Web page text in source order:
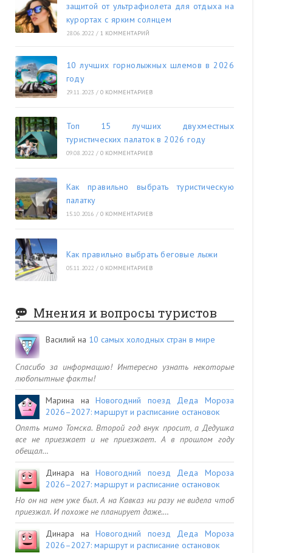
защитой от ультрафиолета для отдыха на
курортах с ярким солнцем
28.06.2022 / 1 КОММЕНТАРИЙ
10 лучших горнолыжных шлемов в 2026
году
29.11.2023 / 0 КОММЕНТАРИЕВ
Топ 15 лучших двухместных
туристических палаток в 2026 году
09.08.2022 / 0 КОММЕНТАРИЕВ
Как правильно выбрать туристическую
палатку
15.10.2016 / 0 КОММЕНТАРИЕВ
Как правильно выбрать беговые лыжи
05.11.2022 / 0 КОММЕНТАРИЕВ
Мнения и вопросы туристов
Василий на 10 самых холодных стран в мире
Спасибо за информацию! Интересно узнать некоторые
любопытные факты!
Марина наНовогодний поезд Деда Мороза
2026–2027: маршрут и расписание остановок
Опять мимо Томска. Второй год внук просит, а Дедушка
все не приезжает и не приезжает. А в прошлом году
обещал…
Динара наНовогодний поезд Деда Мороза
2026–2027: маршрут и расписание остановок
Но он на нем уже был. А на Кавказ ни разу не видела чтоб
приезжал. И похоже не планирует даже.…
Динара наНовогодний поезд Деда Мороза
2026–2027: маршрут и расписание остановок